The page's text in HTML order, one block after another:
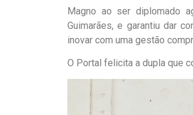
Magno ao ser diplomado
Guimarães, e garantiu dar
inovar com uma gestão
O Portal felicita a dupla que